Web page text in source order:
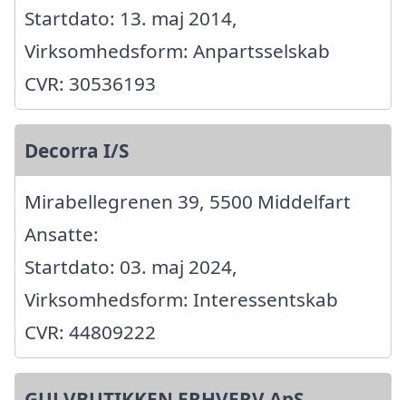
Startdato: 13. maj 2014,
Virksomhedsform: Anpartsselskab
CVR: 30536193
Decorra I/S
Mirabellegrenen 39, 5500 Middelfart
Ansatte:
Startdato: 03. maj 2024,
Virksomhedsform: Interessentskab
CVR: 44809222